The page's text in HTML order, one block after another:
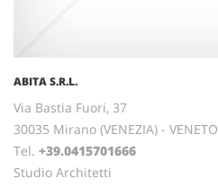
ABITA S.R.L.
Via Bastia Fuori, 37
30035 Mirano (VENEZIA) - VENETO
Tel. +39.0415701666
Studio Architetti